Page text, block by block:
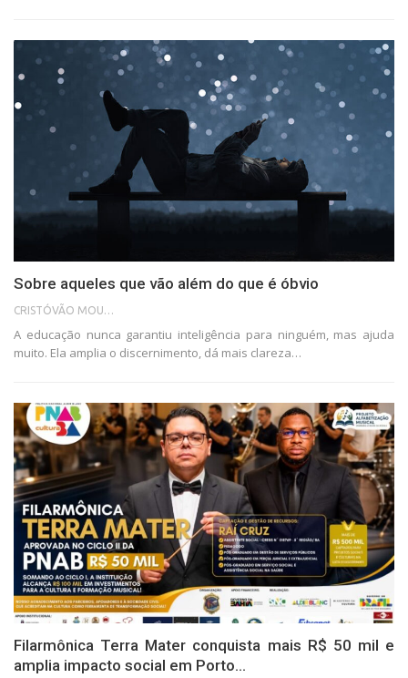
Sobre aqueles que vão além do que é óbvio
CRISTÓVÃO MOURA
A educação nunca garantiu inteligência para ninguém, mas ajuda
muito. Ela amplia o discernimento, dá mais clareza…
Filarmônica Terra Mater conquista mais R$ 50 mil e
amplia impacto social em Porto…